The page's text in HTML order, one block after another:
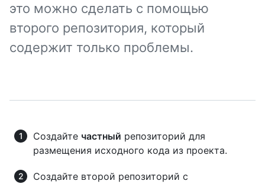
это можно сделать с помощью
второго репозитория, который
содержит только проблемы.
Создайте частный репозиторий для
размещения исходного кода из проекта.
Создайте второй репозиторий с